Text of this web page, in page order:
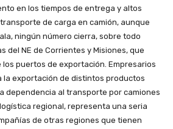
en los tiempos de entrega y altos
de carga en camión, aunque
ningún número cierra, sobre todo
del NE de Corrientes y Misiones, que
puertos de exportación. Empresarios
la exportación de distintos productos
dependencia al transporte por camiones
regional, representa una seria
de otras regiones que tienen